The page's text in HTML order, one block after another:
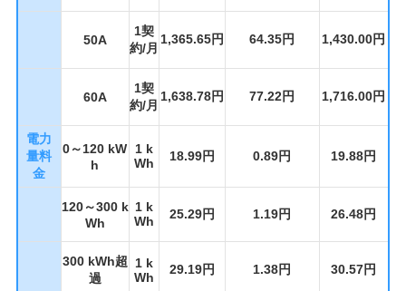
50A
1契
約/月
1,365.65円 64.35円 1,430.00円
60A
1契
約/月
1,638.78円 77.22円 1,716.00円
電力
量料
金
0～120 kW
h
1 k
Wh
18.99円 0.89円 19.88円
120～300 k
Wh
1 k
Wh
25.29円 1.19円 26.48円
300 kWh超
過
1 k
Wh
29.19円 1.38円 30.57円